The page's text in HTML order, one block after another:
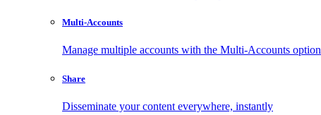
Multi-Accounts
Manage multiple accounts with the Multi-Accounts option
Share
Disseminate your content everywhere, instantly